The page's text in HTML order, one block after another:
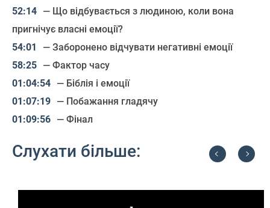
— Що відбувається з людиною, коли вона
пригнічує власні емоції?
— Заборонено відчувати негативні емоції
— Фактор часу
— Біблія і емоції
— Побажання гладячу
— Фінал
Слухати більше: Previous Next